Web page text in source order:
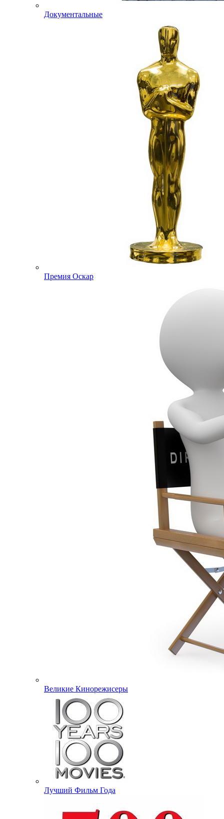
Документальные
Премия Оскар
Великие Кинорежисеры
Лучший Фильм Года